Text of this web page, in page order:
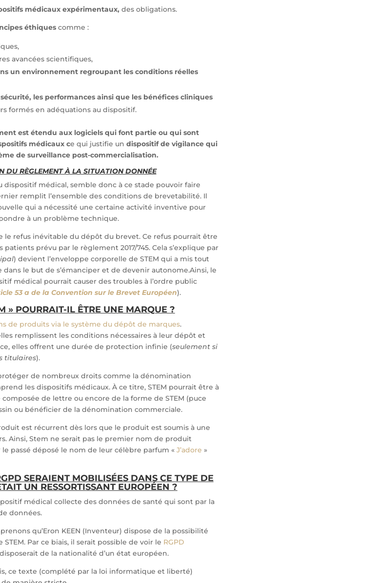
médicaux expérimentaux, des obligations.
éthiques comme :
avancées scientifiques,
un environnement regroupant les conditions réelles
les performances ainsi que les bénéfices cliniques
formés en adéquations au dispositif.
est étendu aux logiciels qui font partie ou qui sont
médicaux ce qui justifie un dispositif de vigilance qui
de surveillance post-commercialisation.
DU RÈGLEMENT À LA SITUATION DONNÉE
dispositif médical, semble donc à ce stade pouvoir faire
remplit l’ensemble des conditions de brevetabilité. Il
qui a nécessité une certaine activité inventive pour
à un problème technique.
refus inévitable du dépôt du brevet. Ce refus pourrait être
prévu par le règlement 2017/745. Cela s’explique par
) devient l’enveloppe corporelle de STEM qui a mis tout
le but de s’émanciper et de devenir autonome.Ainsi, le
médical pourrait causer des troubles à l’ordre public
53 a de la Convention sur le Brevet Européen).
» POURRAIT-IL ÊTRE UNE MARQUE ?
de produits via le système du dépôt de marques.
remplissent les conditions nécessaires à leur dépôt et
elles offrent une durée de protection infinie (seulement si
titulaires).
de nombreux droits comme la dénomination
les dispositifs médicaux. À ce titre, STEM pourrait être à
de lettre ou encore de la forme de STEM (puce
ou bénéficier de la dénomination commerciale.
est récurrent dès lors que le produit est soumis à une
Ainsi, Stem ne serait pas le premier nom de produit
passé déposé le nom de leur célèbre parfum « J’adore »
SERAIENT MOBILISÉES DANS CE TYPE DE
UN RESSORTISSANT EUROPÉEN ?
médical collecte des données de santé qui sont par la
données.
qu’Eron KEEN (Inventeur) dispose de la possibilité
Par ce biais, il serait possible de voir le RGPD
de la nationalité d’un état européen.
ce texte (complété par la loi informatique et liberté)